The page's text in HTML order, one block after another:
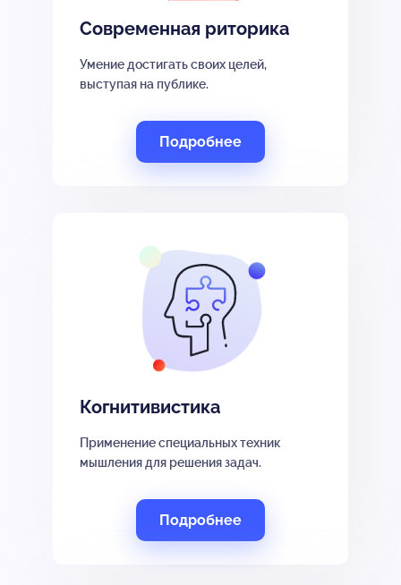
Современная риторика
Умение достигать своих целей,
выступая на публике.
Подробнее
Когнитивистика
Применение специальных техник
мышления для решения задач.
Подробнее